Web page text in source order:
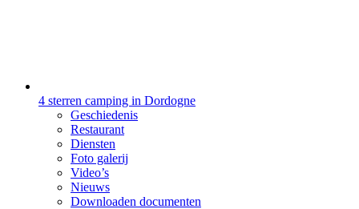
4 sterren camping in Dordogne
Geschiedenis
Restaurant
Diensten
Foto galerij
Video’s
Nieuws
Downloaden documenten